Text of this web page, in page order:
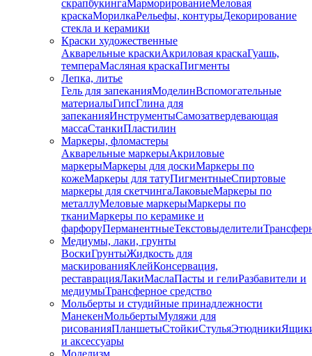
скрапбукингаМарморированиеМеловая
краскаМорилкаРельефы, контурыДекорирование
стекла и керамики
Краски художественные
Акварельные краскиАкриловая краскаГуашь,
темпераМасляная краскаПигменты
Лепка, литье
Гель для запеканияМоделинВспомогательные
материалыГипсГлина для
запеканияИнструментыСамозатвердевающая
массаСтанкиПластилин
Маркеры, фломастеры
Акварельные маркерыАкриловые
маркерыМаркеры для доскиМаркеры по
кожеМаркеры для татуПигментныеCпиртовые
маркеры для скетчингаЛаковыеМаркеры по
металлуМеловые маркерыМаркеры по
тканиМаркеры по керамике и
фарфоруПерманентныеТекстовыделители
Медиумы, лаки, грунты
ВоскиГрунтыЖидкость для
маскированияКлейКонсервация,
реставрацияЛакиМаслаПасты и гелиРазбавители и
медиумыТрансферное средство
Мольберты и студийные принадлежности
МанекенМольбертыМуляжи для
рисованияПланшетыСтойкиСтульяЭтюдники
и аксессуары
Моделизм